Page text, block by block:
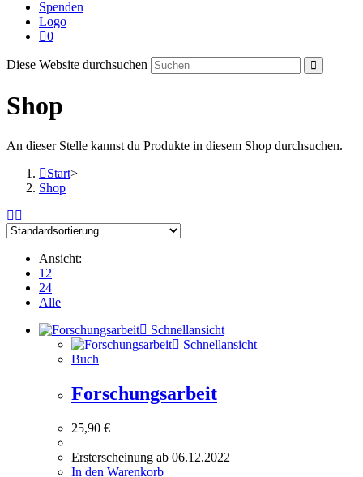
Spenden
Logo
0
Diese Website durchsuchen
Shop
An dieser Stelle kannst du Produkte in diesem Shop durchsuchen.
Start>
Shop
Ansicht:
12
24
Alle
Schnellansicht
Schnellansicht
Buch
Forschungsarbeit
25,90 €
Ersterscheinung ab 06.12.2022
In den Warenkorb